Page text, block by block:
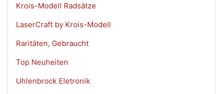
Krois-Modell Radsätze
LaserCraft by Krois-Modell
Raritäten, Gebraucht
Top Neuheiten
Uhlenbrock Eletronik